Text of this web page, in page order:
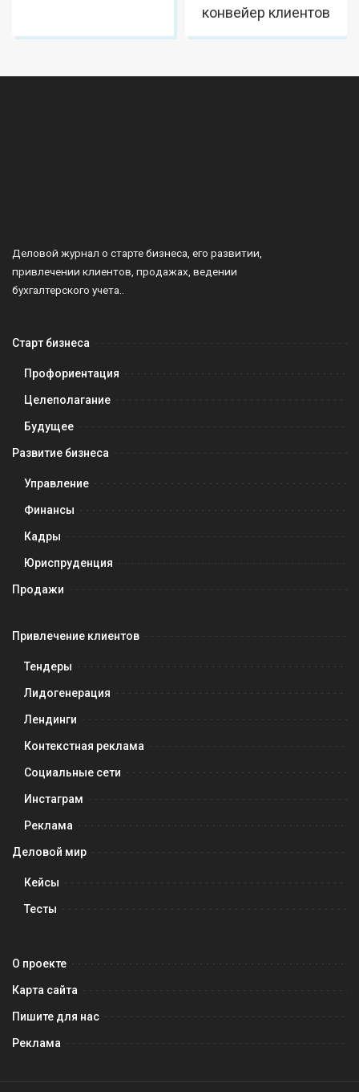
конвейер клиентов
Деловой журнал о старте бизнеса, его развитии,
привлечении клиентов, продажах, ведении
бухгалтерского учета..
Старт бизнеса
Профориентация
Целеполагание
Будущее
Развитие бизнеса
Управление
Финансы
Кадры
Юриспруденция
Продажи
Привлечение клиентов
Тендеры
Лидогенерация
Лендинги
Контекстная реклама
Социальные сети
Инстаграм
Реклама
Деловой мир
Кейсы
Тесты
О проекте
Карта сайта
Пишите для нас
Реклама